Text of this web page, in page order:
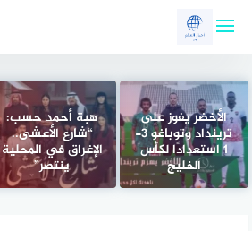
الأخضر يفوز على
ترينداد وتوباغو 3-
1 استعدادًا لكأس
الخليج
هبة أحمد حسب:
“شارع الأعشى..
الإغراق في المحلية
ينتصر”